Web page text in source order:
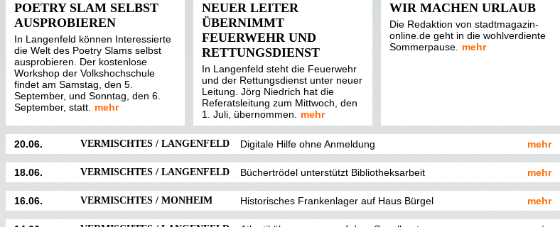
POETRY SLAM SELBST
AUSPROBIEREN
In Langenfeld können Interessierte
die Welt des Poetry Slams selbst
ausprobieren. Der kostenlose
Workshop der Volkshochschule
findet am Samstag, den 5.
September, und Sonntag, den 6.
September, statt.
mehr
NEUER LEITER
ÜBERNIMMT
FEUERWEHR UND
RETTUNGSDIENST
In Langenfeld steht die Feuerwehr
und der Rettungsdienst unter neuer
Leitung. Jörg Niedrich hat die
Referatsleitung zum Mittwoch, den
1. Juli, übernommen.
mehr
WIR MACHEN URLAUB
Die Redaktion von stadtmagazin-
online.de geht in die wohlverdiente
Sommerpause.
mehr
20.06. VERMISCHTES / LANGENFELD Digitale Hilfe ohne Anmeldung mehr
18.06. VERMISCHTES / LANGENFELD Büchertrödel unterstützt Bibliotheksarbeit mehr
16.06. VERMISCHTES / MONHEIM Historisches Frankenlager auf Haus Bürgel mehr